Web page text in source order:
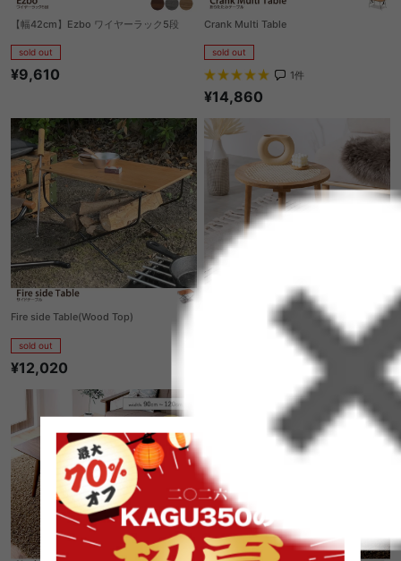
【幅42cm】Ezbo ワイヤーラック5段
sold out
¥9,610
Crank Multi Table
sold out
1件
¥14,860
Fire side Table(Wood Top)
sold out
¥12,020
Komero ラタンサイドテーブル